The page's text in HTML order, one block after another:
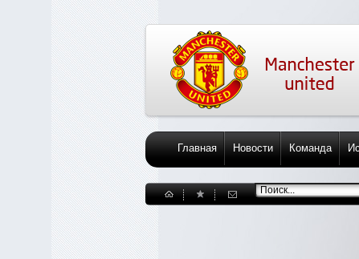
Главная Новости Команда